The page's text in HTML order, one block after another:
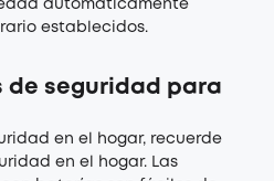
automáticamente
establecidos.
de seguridad para
en el hogar, recuerde
en el hogar. Las